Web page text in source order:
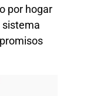
por hogar
sistema